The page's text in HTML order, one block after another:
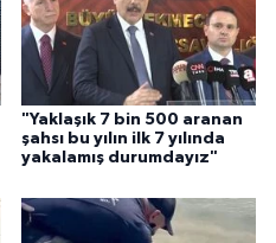
"Yaklaşık 7 bin 500 aranan
şahsı bu yılın ilk 7 yılında
yakalamış durumdayız"